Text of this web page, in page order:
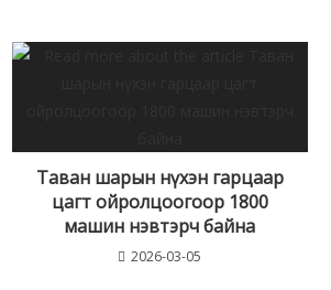
Таван шарын нүхэн гарцаар
цагт ойролцоогоор 1800
машин нэвтэрч байна
2026-03-05